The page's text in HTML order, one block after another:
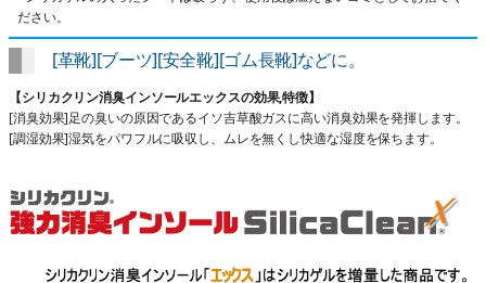
ださい。
[革靴][ブーツ][安全靴][ゴム長靴]などに。
【シリカクリン消臭インソールエックスの効果,特徴】
[消臭効果]足の臭いの原因であるイソ吉草酸ガスに高い消臭効果を発揮します。
[調湿効果]湿気をパワフルに吸収し、ムレを無くし快適な湿度を保ちます。